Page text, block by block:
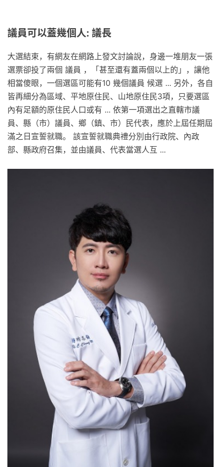
議員可以蓋幾個人: 議長
大選結束，有網友在網路上發文討論說，身邊一堆朋友一張
選票卻投了兩個 議員 ，「甚至還有蓋兩個以上的」，讓他
相當傻眼，一個選區可能有10 幾個議員 候選 ... 另外，各自
皆再細分為區域、平地原住民、山地原住民3項，只要選區
內有足額的原住民人口或有 ... 依第一項選出之直轄市議
員、縣（市）議員、鄉（鎮、市）民代表，應於上屆任期屆
滿之日宣誓就職。 該宣誓就職典禮分別由行政院、內政
部、縣政府召集，並由議員、代表當選人互 ...